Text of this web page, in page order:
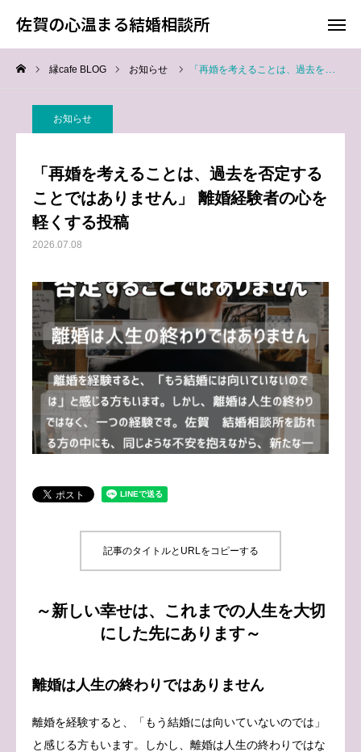
佐賀の心温まる結婚相談所
縁cafe BLOG お知らせ 「再婚を考えることは、過去を否定することではありません」 離婚経験者の心を軽くする投稿
お知らせ
「再婚を考えることは、過去を否定する
ことではありません」 離婚経験者の心を
軽くする投稿
2026.07.08
記事のタイトルとURLをコピーする
～新しい幸せは、これまでの人生を大切
にした先にあります～
離婚は人生の終わりではありません
離婚を経験すると、「もう結婚には向いていないのでは」
と感じる方もいます。しかし、離婚は人生の終わりではな
佐賀の心温まる結婚相談所
料金
TOP
料金について
会員様からの喜びの声
よくあるご質問
ブログ
お問い合わせ